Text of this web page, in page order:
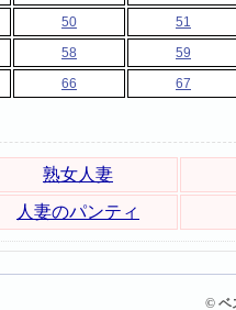
50
51
58
59
66
67
熟女人妻
人妻のパンティ
© ベ